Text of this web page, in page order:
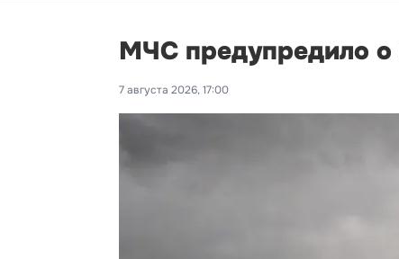
МЧС предупредило о
7 августа 2026, 17:00